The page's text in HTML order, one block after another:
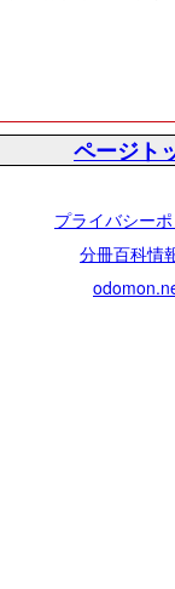
ページト
プライバシー
分冊百科情